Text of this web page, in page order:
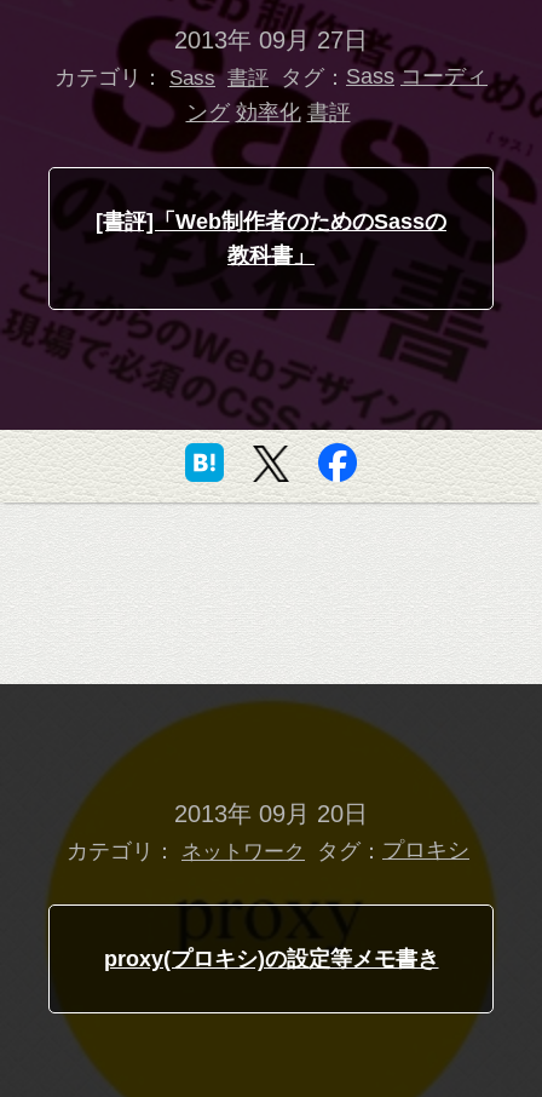
2013年 09月 27日
カテゴリ： Sass 書評 タグ： Sass コーディ
ング 効率化 書評
[書評]「Web制作者のためのSassの
教科書」
2013年 09月 20日
カテゴリ： ネットワーク タグ： プロキシ
proxy(プロキシ)の設定等メモ書き